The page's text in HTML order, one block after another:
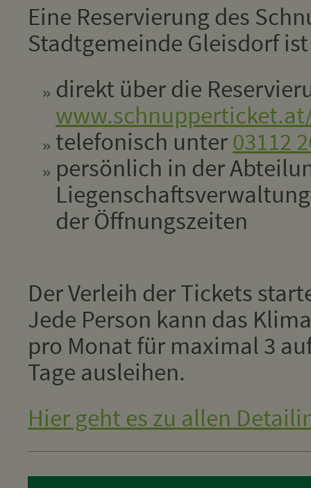
Eine Reservierung des
Stadtgemeinde Gleisdorf
direkt über die
telefonisch unter03112
persönlich in der
der Öffnungszeiten
Der Verleih der Tickets
Jede Person kann das
pro Monat für maximal 3
Tage ausleihen.
Hier geht es zu allen